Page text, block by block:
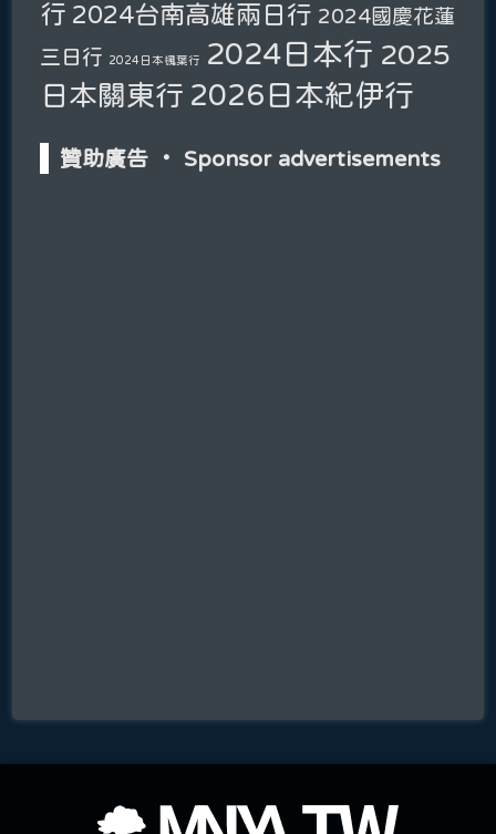
行 2024台南高雄兩日行 2024國慶花蓮
三日行 2024日本楓葉行 2024日本行 2025
日本關東行 2026日本紀伊行
贊助廣告 ‧ Sponsor advertisements